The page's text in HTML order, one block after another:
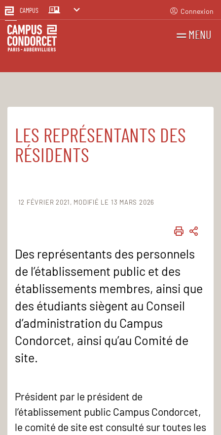
CAMPUS Connexion
MENU
Accueil Le Campus
Établissement public
Les instances
LES REPRÉSENTANTS DES
RÉSIDENTS
12 FÉVRIER 2021 MODIFIÉ LE 13 MARS 2026
Des représentants des personnels
de l’établissement public et des
établissements membres, ainsi que
des étudiants siègent au Conseil
d’administration du Campus
Condorcet, ainsi qu’au Comité de
site.
Président par le président de
l’établissement public Campus Condorcet,
le comité de site est consulté sur toutes les